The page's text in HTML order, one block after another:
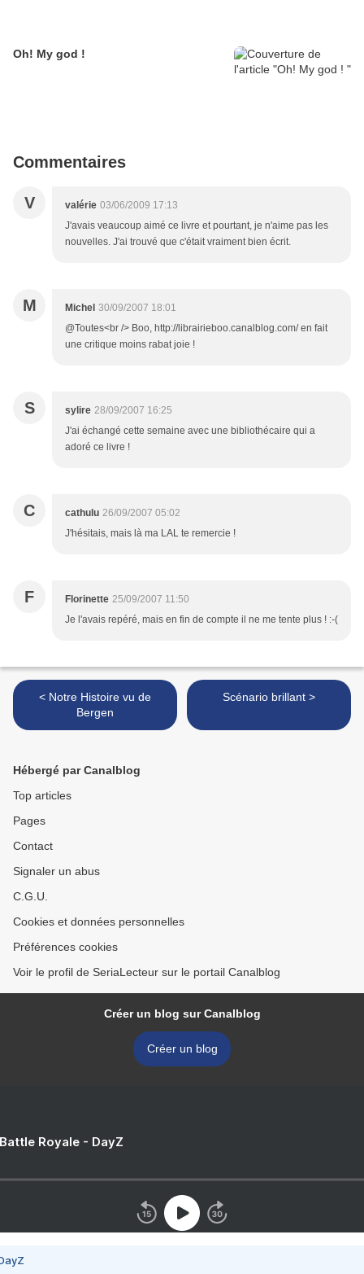
Oh! My god !
Commentaires
V valérie 03/06/2009 17:13
J'avais veaucoup aimé ce livre et pourtant, je n'aime pas les
nouvelles. J'ai trouvé que c'était vraiment bien écrit.
M Michel 30/09/2007 18:01
@Toutes<br /> Boo, http://librairieboo.canalblog.com/ en fait
une critique moins rabat joie !
S sylire 28/09/2007 16:25
J'ai échangé cette semaine avec une bibliothécaire qui a
adoré ce livre !
C cathulu 26/09/2007 05:02
J'hésitais, mais là ma LAL te remercie !
F Florinette 25/09/2007 11:50
Je l'avais repéré, mais en fin de compte il ne me tente plus ! :-(
< Notre Histoire vu de
Bergen
Scénario brillant >
Hébergé par Canalblog
Top articles
Pages
Contact
Signaler un abus
C.G.U.
Cookies et données personnelles
Préférences cookies
Voir le profil de SeriaLecteur sur le portail Canalblog
Créer un blog sur Canalblog
Créer un blog
Royale - DayZ